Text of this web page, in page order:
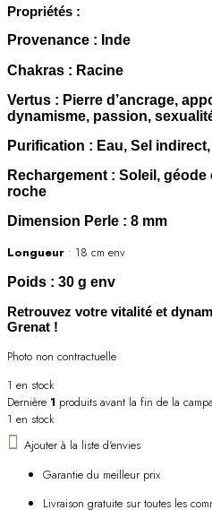
Propriétés :
Provenance : Inde
Chakras : Racine
Vertus : Pierre d’ancrage,
dynamisme, passion,
Purification : Eau, Sel
Rechargement : Soleil, géode
roche
Dimension Perle : 8 mm
Longueur : 18 cm env
Poids : 30 g env
Retrouvez votre vitalité et
Grenat !
Photo non contractuelle
1 en stock
Dernière 1 produits avant la fin de la
1 en stock
Ajouter à la liste d'envies
Garantie du meilleur prix
Livraison gratuite sur toutes les